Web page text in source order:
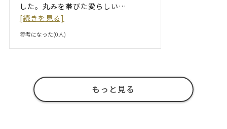
した。丸みを帯びた愛らしい…
[続きを見る]
参考になった(0人)
もっと見る